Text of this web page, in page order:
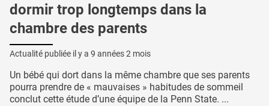
dormir trop longtemps dans la
chambre des parents
Actualité publiée il y a 9 années 2 mois
Un bébé qui dort dans la même chambre que ses parents
pourra prendre de « mauvaises » habitudes de sommeil
conclut cette étude d’une équipe de la Penn State. ...